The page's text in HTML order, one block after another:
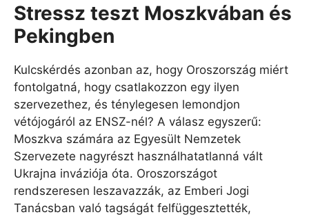
Stressz teszt Moszkvában és
Pekingben
Kulcskérdés azonban az, hogy Oroszország miért
fontolgatná, hogy csatlakozzon egy ilyen
szervezethez, és ténylegesen lemondjon
vétójogáról az ENSZ-nél? A válasz egyszerű:
Moszkva számára az Egyesült Nemzetek
Szervezete nagyrészt használhatatlanná vált
Ukrajna inváziója óta. Oroszországot
rendszeresen leszavazzák, az Emberi Jogi
Tanácsban való tagságát felfüggesztették,